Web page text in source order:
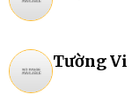
Tường Vi